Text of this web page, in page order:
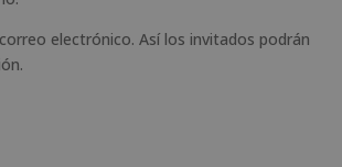
electrónico. Así los invitados podrán